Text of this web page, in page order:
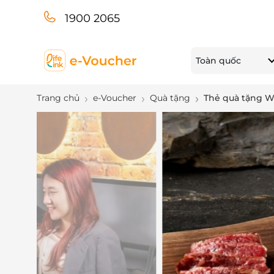
1900 2065
Toàn quốc
Trang chủ e-Voucher Quà tặng Thẻ quà tặng